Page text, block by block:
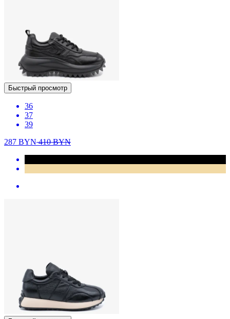
Быстрый просмотр
36
37
39
287 BYN410BYN